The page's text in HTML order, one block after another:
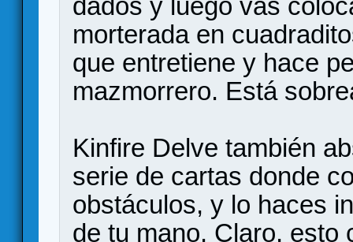
morterada en
que entretiene y hace
mazmorrero. Está
Kinfire Delve también
serie de cartas donde
obstáculos, y lo haces
de tu mano. Claro, esto